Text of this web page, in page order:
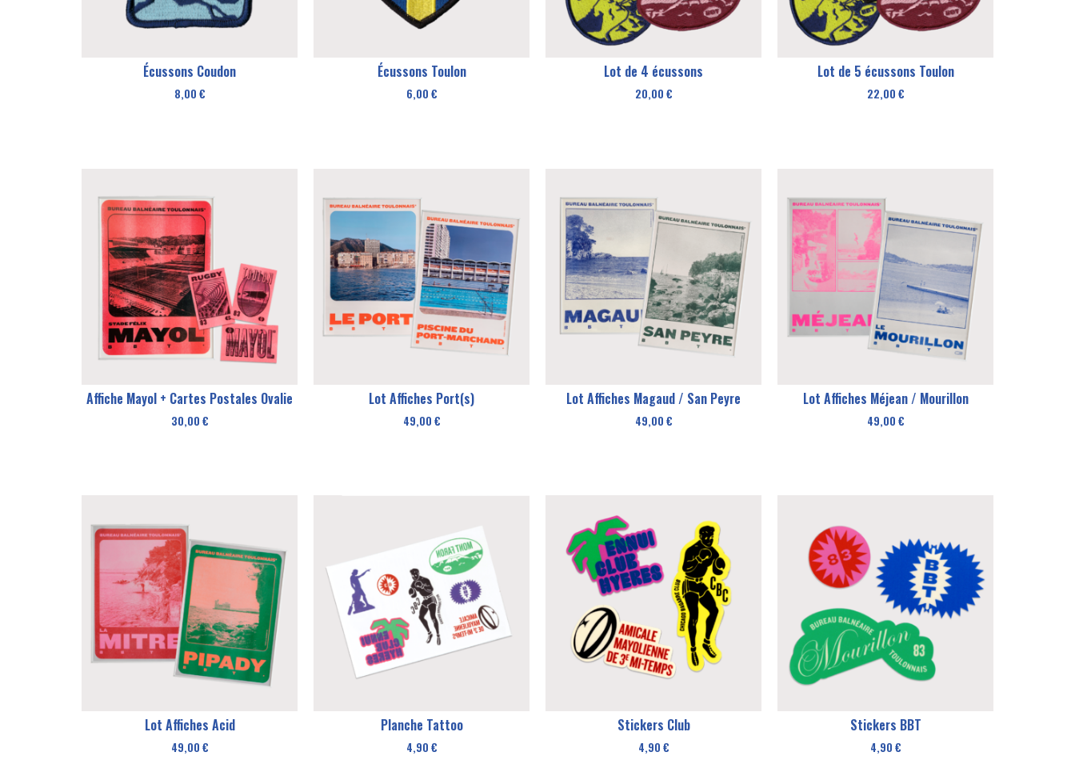
Écussons Coudon
8,00 €
Écussons Toulon
6,00 €
Lot de 4 écussons
20,00 €
Lot de 5 écussons Toulon
22,00 €
Affiche Mayol + Cartes Postales Ovalie
30,00 €
Lot Affiches Port(s)
49,00 €
Lot Affiches Magaud / San Peyre
49,00 €
Lot Affiches Méjean / Mourillon
49,00 €
Lot Affiches Acid
49,00 €
Planche Tattoo
4,90 €
Stickers Club
4,90 €
Stickers BBT
4,90 €